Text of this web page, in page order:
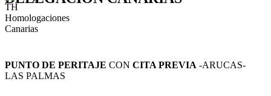
PUNTO DE PERITAJE CON CITA PREVIA -ARUCAS-
LAS PALMAS